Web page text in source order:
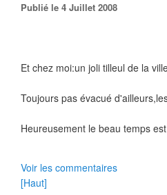
Publié le 4 Juillet 2008
Et chez moi:un joli tilleul de la
Toujours pas évacué
Heureusement le beau temps
Voir les commentaires
[Haut]